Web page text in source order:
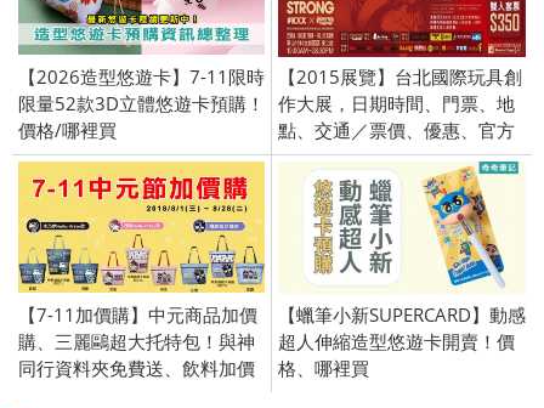
【2026造型悠遊卡】7-11限時
限量52款3D立體悠遊卡預購！
價格/哪裡買
【2015展覽】台北國際玩具創
作大展，日期時間、門票、地
點、交通／票價、優惠、官方
資訊
【7-11加價購】中元商品加價
購、三麗鷗超大托特包！與神
同行資料夾免費送、飲料加價
【蠟筆小新SUPERCARD】動感
超人伸縮造型悠遊卡開賣！價
格、哪裡買